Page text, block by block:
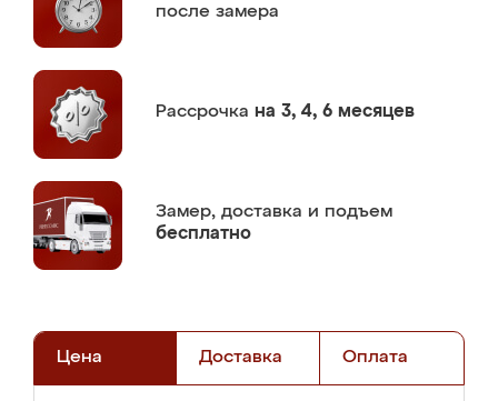
после замера
Рассрочка на 3, 4, 6 месяцев
Замер, доставка и подъем
бесплатно
Цена Доставка Оплата